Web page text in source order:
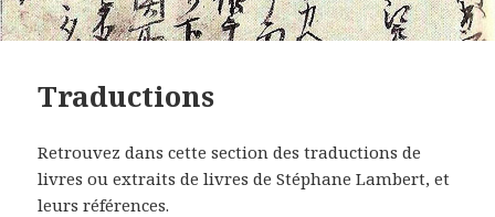
Traductions
Retrouvez dans cette section des traductions de
livres ou extraits de livres de Stéphane Lambert, et
leurs références.